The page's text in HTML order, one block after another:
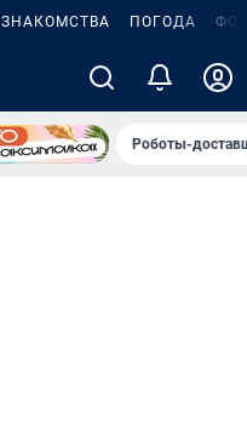
ЗНАКОМСТВА ПОГОДА
Роботы-